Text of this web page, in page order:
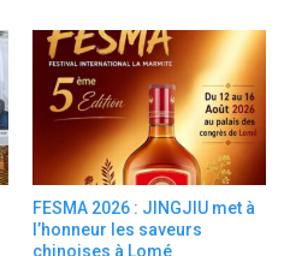
FESMA 2026 : JINGJIU met à
l’honneur les saveurs
chinoises à Lomé